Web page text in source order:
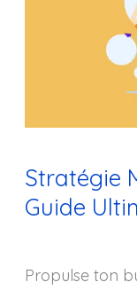
Stratégie
Guide
Propulse ton
2026